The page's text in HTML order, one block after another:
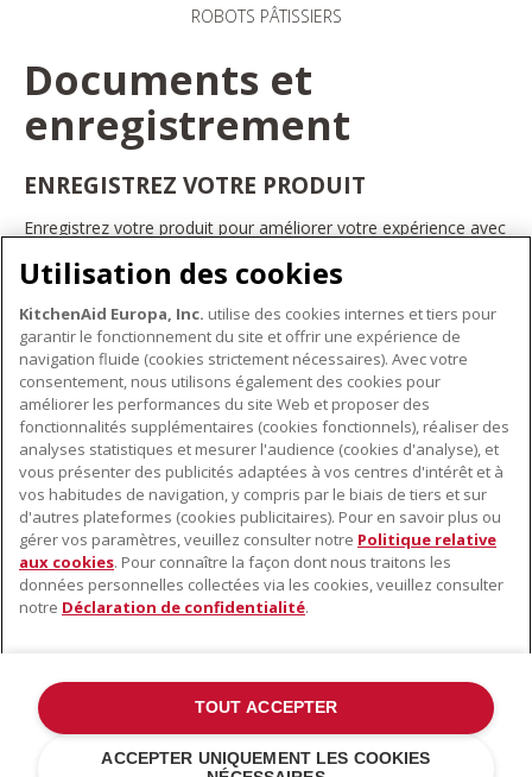
ROBOTS PÂTISSIERS
Documents et
enregistrement
ENREGISTREZ VOTRE PRODUIT
Enregistrez votre produit pour améliorer votre expérience avec
bénéficier d'offres et de promotions exclusives, recevoir des
conseils et des astuces, et bien plus encore.
INSCRIVEZ-VOUS DÈS À PRÉSENT
À PROPOS DE KITCHENAID
À propos de KitchenAid
Histoire de la marque
Communiqués de presse
ODR
NOS PRODUITS
Petits électroménagers
Matériel de cuisine
Accessoires
SERVICE CLIENT
Trouver un magasin
©2022 Tous droits réservés. KitchenAid et la forme du robot pâtissier
Utilisation des cookies
KitchenAid Europa, Inc. utilise des cookies internes et tiers pour
garantir le fonctionnement du site et offrir une expérience de
navigation fluide (cookies strictement nécessaires). Avec votre
consentement, nous utilisons également des cookies pour
améliorer les performances du site Web et proposer des
fonctionnalités supplémentaires (cookies fonctionnels), réaliser des
analyses statistiques et mesurer l'audience (cookies d'analyse), et
vous présenter des publicités adaptées à vos centres d'intérêt et à
vos habitudes de navigation, y compris par le biais de tiers et sur
d'autres plateformes (cookies publicitaires). Pour en savoir plus ou
gérer vos paramètres, veuillez consulter notre Politique relative
aux cookies. Pour connaître la façon dont nous traitons les
données personnelles collectées via les cookies, veuillez consulter
notre Déclaration de confidentialité.
ACCEPTER UNIQUEMENT LES COOKIES
TOUT ACCEPTER